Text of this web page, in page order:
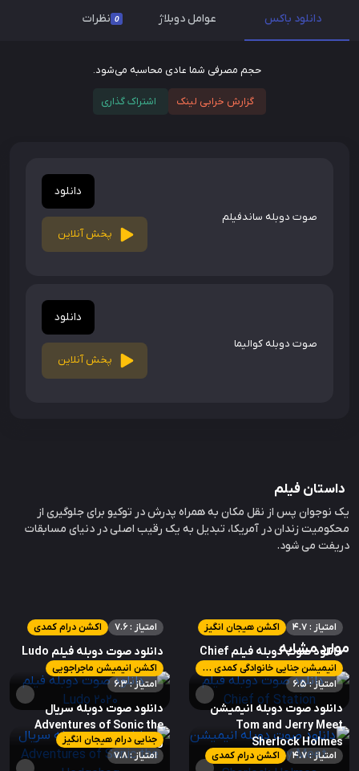
دانلود باکس عوامل دوبلاژ 0 نظرات
حجم مصرفی شما عادی محاسبه می‌شود.
گزارش خرابی لینک اشتراک گذاری
صوت دوبله ساندفیلم
دانلود
پخش آنلاین
صوت دوبله کوالیما
دانلود
پخش آنلاین
داستان فیلم
یک نوجوان پس از نقل مکان به همراه پدرش در توکیو برای جلوگیری از
محکومیت زندان در آمریکا، تبدیل به یک رقیب اصلی در دنیای مسابقات
دریفت می شود.
موارد مشابه
اکشن هیجان انگیز امتیاز : 4.7
دانلود صوت دوبله فیلم Chief
of Station
اکشن درام کمدی امتیاز : 7.6
دانلود صوت دوبله فیلم Ludo
2020
انیمیشن جنایی خانوادگی کمدی ماجراجویی معمایی هیجان انگیز
امتیاز : 6.5
دانلود صوت دوبله انیمیشن
Tom and Jerry Meet
Sherlock Holmes
اکشن انیمیشن ماجراجویی
امتیاز : 6.3
دانلود صوت دوبله سریال
Adventures of Sonic the
Hedgehog
اکشن درام کمدی امتیاز : 4.7
جنایی درام هیجان انگیز
امتیاز : 7.8